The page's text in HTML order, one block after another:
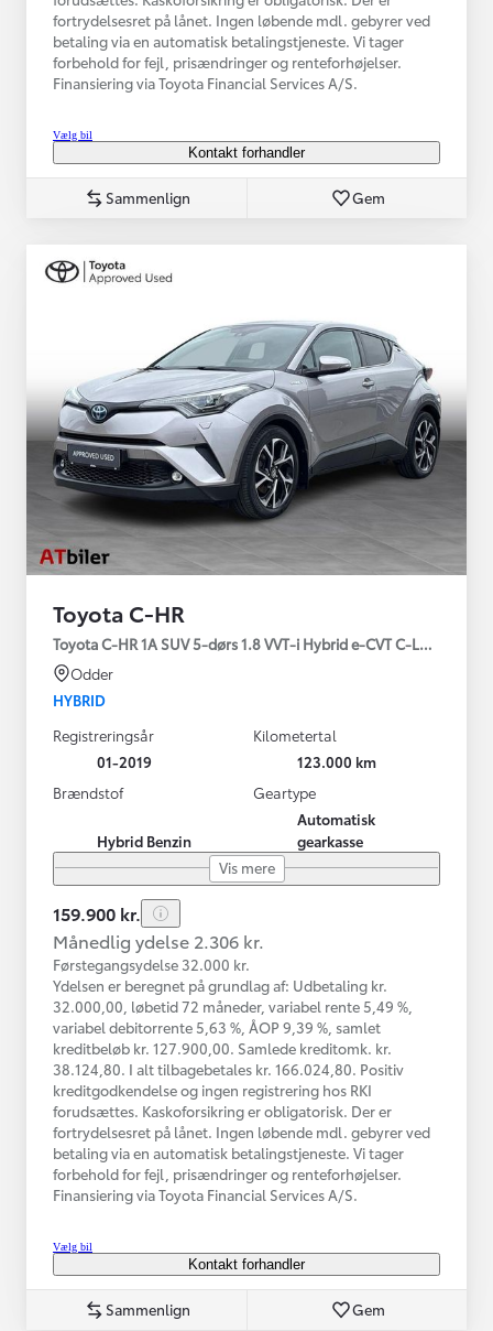
fortrydelsesret på lånet. Ingen løbende mdl. gebyrer ved
betaling via en automatisk betalingstjeneste. Vi tager
forbehold for fejl, prisændringer og renteforhøjelser.
Finansiering via Toyota Financial Services A/S.
Vælg bil
Kontakt forhandler
Sammenlign Gem
Toyota C-HR
Toyota C-HR 1A SUV 5-dørs 1.8 VVT-i Hybrid e-CVT C-LUB -
Odder
HYBRID
Registreringsår
01-2019
Kilometertal
123.000 km
Brændstof
Hybrid Benzin
Geartype
Automatisk
gearkasse
Vis mere
159.900 kr.
Månedlig ydelse 2.306 kr.
Førstegangsydelse 32.000 kr.
Ydelsen er beregnet på grundlag af: Udbetaling kr.
32.000,00, løbetid 72 måneder, variabel rente 5,49 %,
variabel debitorrente 5,63 %, ÅOP 9,39 %, samlet
kreditbeløb kr. 127.900,00. Samlede kreditomk. kr.
38.124,80. I alt tilbagebetales kr. 166.024,80. Positiv
kreditgodkendelse og ingen registrering hos RKI
forudsættes. Kaskoforsikring er obligatorisk. Der er
fortrydelsesret på lånet. Ingen løbende mdl. gebyrer ved
betaling via en automatisk betalingstjeneste. Vi tager
forbehold for fejl, prisændringer og renteforhøjelser.
Finansiering via Toyota Financial Services A/S.
Vælg bil
Kontakt forhandler
Sammenlign Gem